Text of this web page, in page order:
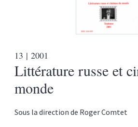
13 | 2001
Littérature russe et
monde
Sous la direction de RogerComtet